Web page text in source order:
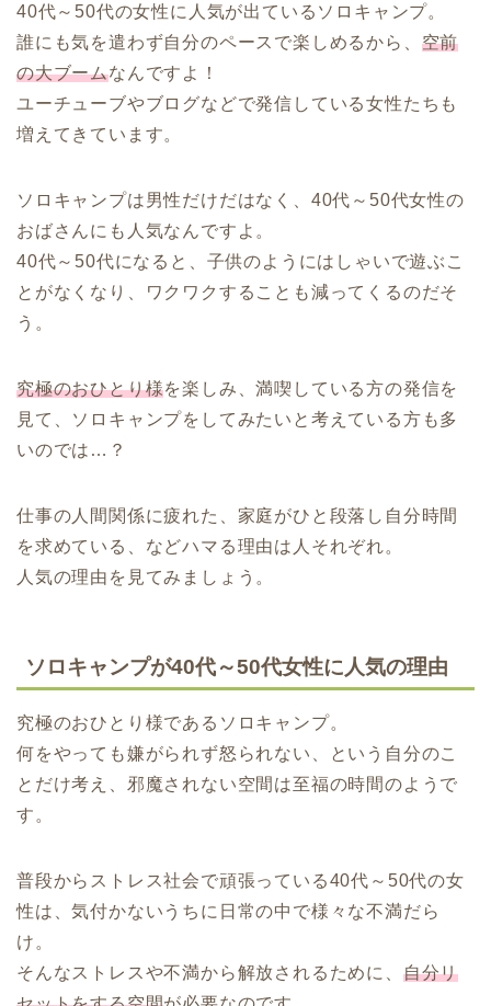
40代～50代の女性に人気が出ているソロキャンプ。
誰にも気を遣わず自分のペースで楽しめるから、 空前
の大ブームなんですよ！
ユーチューブやブログなどで発信している女性たちも
増えてきています。
ソロキャンプは男性だけだはなく、40代～50代女性の
おばさんにも人気なんですよ。
40代～50代になると、子供のようにはしゃいで遊ぶこ
とがなくなり、ワクワクすることも減ってくるのだそ
う。
究極のおひとり様を楽しみ、満喫している方の発信を
見て、ソロキャンプをしてみたいと考えている方も多
いのでは…？
仕事の人間関係に疲れた、家庭がひと段落し自分時間
を求めている、などハマる理由は人それぞれ。
人気の理由を見てみましょう。
ソロキャンプが40代～50代女性に人気の理由
究極のおひとり様であるソロキャンプ。
何をやっても嫌がられず怒られない、という自分のこ
とだけ考え、邪魔されない空間は至福の時間のようで
す。
普段からストレス社会で頑張っている40代～50代の女
性は、気付かないうちに日常の中で様々な不満だら
け。
そんなストレスや不満から解放されるために、 自分リ